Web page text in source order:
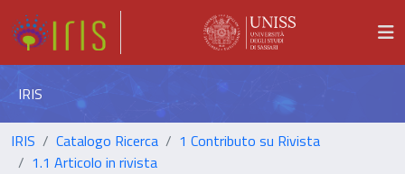
IRIS
IRIS Catalogo Ricerca
1 Contributo su Rivista
1.1 Articolo in rivista